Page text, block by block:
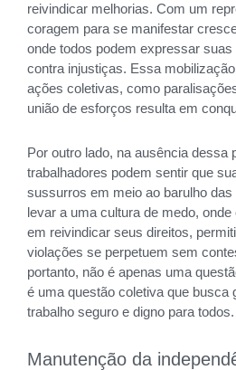
reivindicar melhorias. Com um
coragem para se manifestar
onde todos podem expressar
contra injustiças. Essa
ações coletivas, como
união de esforços resulta em
Por outro lado, na ausência dessa
trabalhadores podem sentir que
sussurros em meio ao barulho
levar a uma cultura de medo,
em reivindicar seus direitos,
violações se perpetuem sem
portanto, não é apenas uma
é uma questão coletiva que busca
trabalho seguro e digno para todos.
Manutenção da